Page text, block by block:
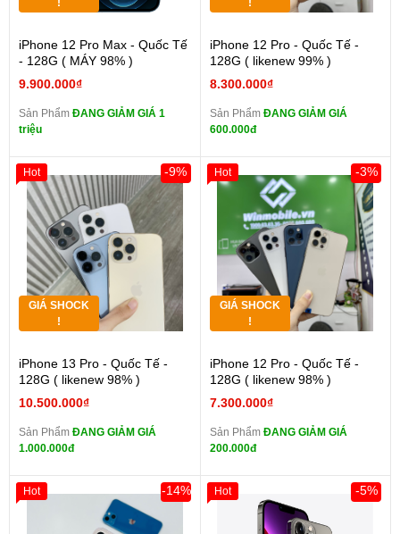
!
iPhone 12 Pro Max - Quốc Tế
- 128G ( MÁY 98% )
9.900.000₫
Sản Phẩm ĐANG GIẢM GIÁ 1
triệu
!
iPhone 12 Pro - Quốc Tế -
128G ( likenew 99% )
8.300.000₫
Sản Phẩm ĐANG GIẢM GIÁ
600.000đ
GIÁ SHOCK
!
iPhone 13 Pro - Quốc Tế -
128G ( likenew 98% )
10.500.000₫
-9%
Sản Phẩm ĐANG GIẢM GIÁ
1.000.000đ
Hot
GIÁ SHOCK
!
iPhone 12 Pro - Quốc Tế -
128G ( likenew 98% )
7.300.000₫
-3%
Sản Phẩm ĐANG GIẢM GIÁ
200.000đ
Hot
-14%
Hot -5%
Hot